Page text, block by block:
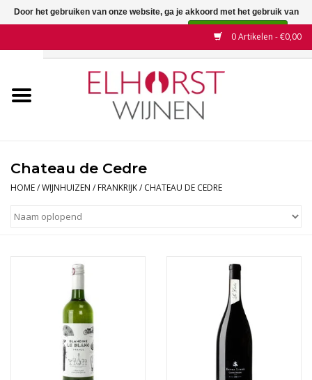
0 Artikelen - €0,00
Wijnen
Wijnhuizen
Druif
Wijnaanbiedingen
Wijnberichten
Chateau de Cedre
HOME/WIJNHUIZEN / FRANKRIJK/ CHATEAU DE CEDRE
Door het gebruiken van onze website, ga je akkoord met het gebruik van